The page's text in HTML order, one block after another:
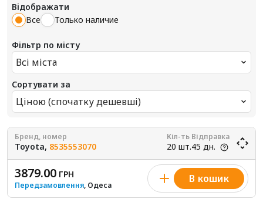
Відображати
Все
Только наличие
Фільтр по місту
Всі міста
Сортувати за
Ціною (спочатку дешевші)
Бренд, номер
Toyota, 8535553070
Кіл-ть
20 шт.
Відправка
45 дн.
3879.00 ГРН
Передзамовлення, Одеса
В кошик